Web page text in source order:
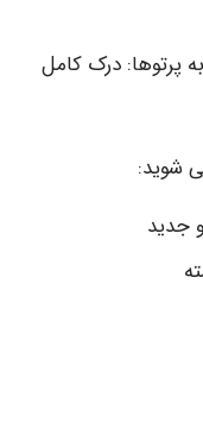
پرتوها: درک کامل
شوید:
جدید